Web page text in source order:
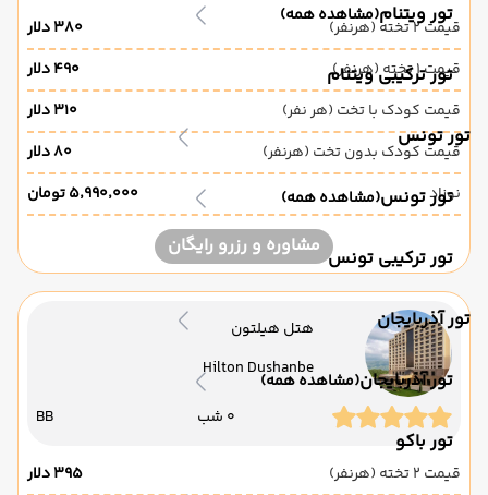
تور ویتنام(مشاهده همه)
تور ترکیبی ویتنام
تور تونس
تور تونس(مشاهده همه)
تور ترکیبی تونس
تور آذربایجان
تور آذربایجان(مشاهده همه)
تور باکو
قیمت 2 تخته (هرنفر)
۳۸۰ دلار
قیمت 1 تخته (هرنفر)
۴۹۰ دلار
قیمت کودک با تخت (هر نفر)
۳۱۰ دلار
قیمت کودک بدون تخت (هرنفر)
۸۰ دلار
نوزاد
۵٬۹۹۰٬۰۰۰ تومان
مشاوره و رزرو رایگان
هتل هیلتون
Hilton Dushanbe
0 شب BB
قیمت 2 تخته (هرنفر) ۳۹۵ دلار